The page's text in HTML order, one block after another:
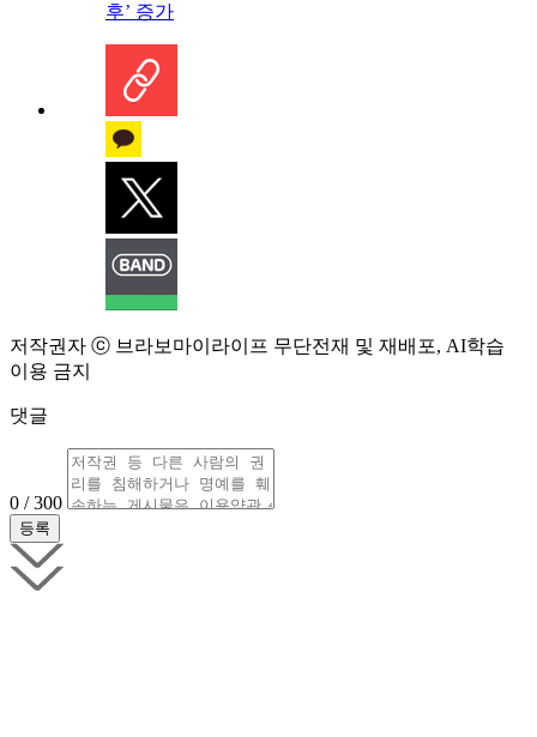
후’ 증가
저작권자 ⓒ 브라보마이라이프 무단전재 및 재배포, AI학습
이용 금지
댓글
0 / 300